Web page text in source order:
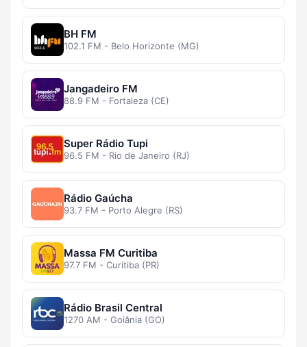
BH FM
102.1 FM - Belo Horizonte (MG)
Jangadeiro FM
88.9 FM - Fortaleza (CE)
Super Rádio Tupi
96.5 FM - Rio de Janeiro (RJ)
Rádio Gaúcha
93.7 FM - Porto Alegre (RS)
Massa FM Curitiba
97.7 FM - Curitiba (PR)
Rádio Brasil Central
1270 AM - Goiânia (GO)